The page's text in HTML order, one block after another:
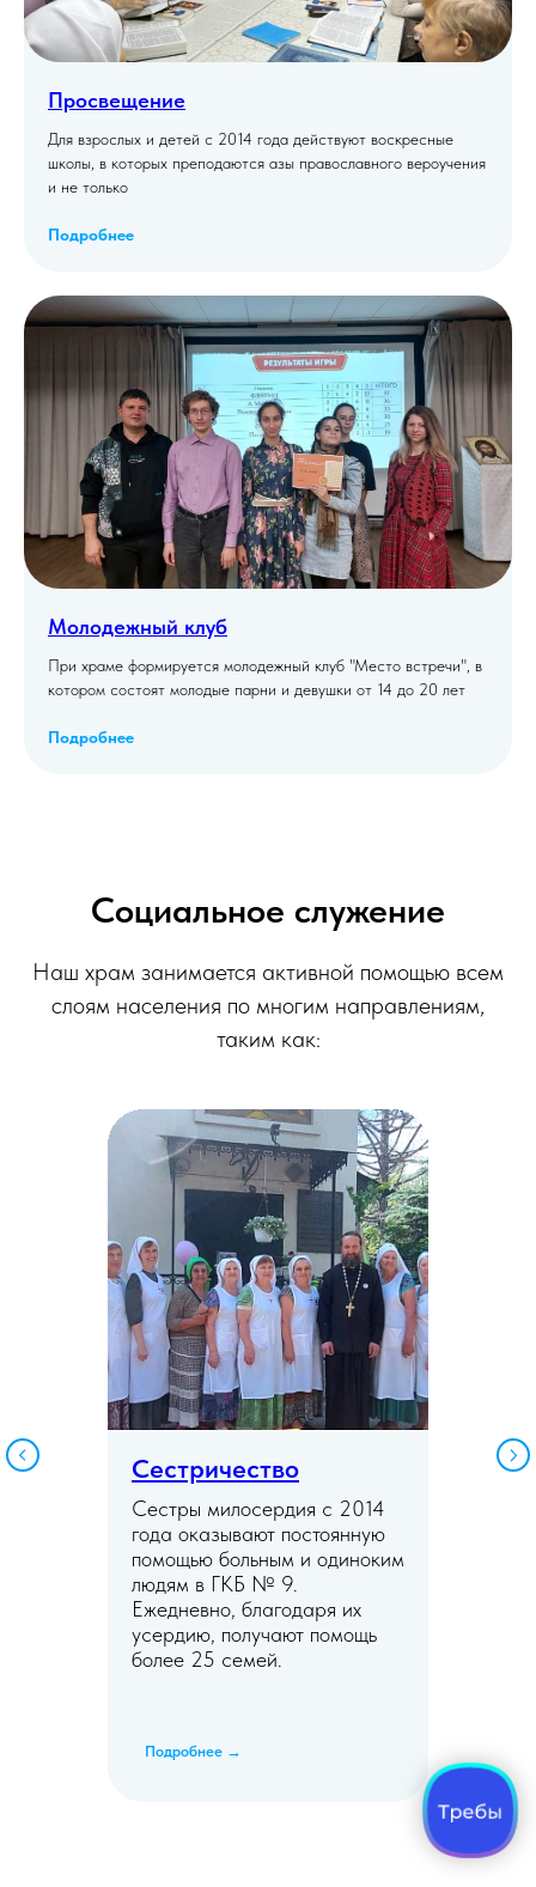
Просвещение
Для взрослых и детей с 2014 года действуют воскресные
школы, в которых преподаются азы православного вероучения
и не только
Подробнее
Молодежный клуб
При храме формируется молодежный клуб "Место встречи", в
котором состоят молодые парни и девушки от 14 до 20 лет
Подробнее
Социальное служение
Наш храм занимается активной помощью всем
слоям населения по многим направлениям,
таким как:
Сестричество
Сестры милосердия с 2014
года оказывают постоянную
помощью больным и одиноким
людям в ГКБ № 9.
Ежедневно, благодаря их
усердию, получают помощь
более 25 семей.
Подробнее →